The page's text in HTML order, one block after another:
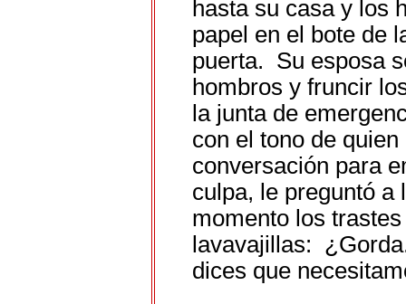
hasta su casa y los
papel en el bote de
puerta. Su esposa
hombros y fruncir
la junta de
con el tono de
conversación para
culpa, le preguntó a
momento los
lavavajillas:
dices que